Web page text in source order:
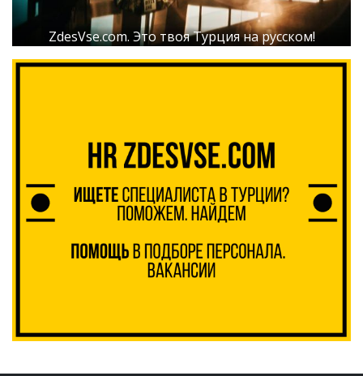
ZdesVse.com. Это твоя Турция на русском!